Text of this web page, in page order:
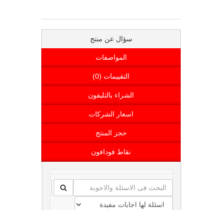
سؤال عن منتج
المواصفات
التقييمات (0)
الشراء بالتليفون
اسعار الشركات
حجز المنتج
نقاط فودافون